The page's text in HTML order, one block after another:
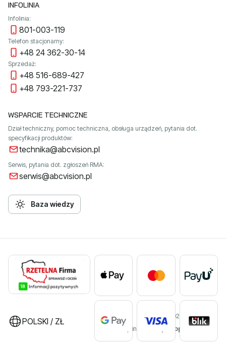
INFOLINIA
Infolinia:
801-003-119
Telefon stacjonarny:
+48 24 362-30-14
Sprzedaż:
+48 516-689-427
+48 793-221-737
WSPARCIE TECHNICZNE
Dział techniczny, pomoc techniczna, obsługa urządzeń, pytania dot.
specyfikacji produktów:
technika@abcvision.pl
Serwis, pytania dot. zgłoszeń RMA:
serwis@abcvision.pl
Baza wiedzy
POLSKI / ZŁ
©2026 ABC VISION
Sklep internetowy
Shoper Premium